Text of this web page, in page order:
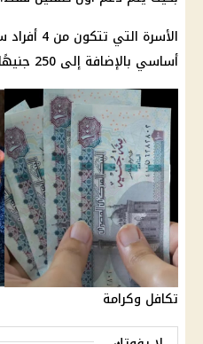
أساسي بالإضافة إلى 250 جنيهًا دعمًا إضافيًا.
تكافل وكرامة